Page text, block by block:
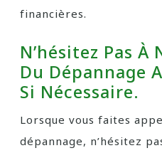
financières.
N’hésitez Pas
Du Dépannage
Si Nécessaire.
Lorsque vous faites
dépannage, n’hésitez